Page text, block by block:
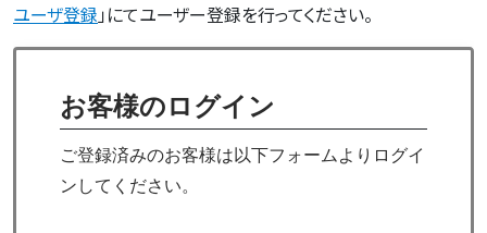
ユーザ登録」にてユーザー登録を行ってください。
お客様のログイン
ご登録済みのお客様は以下フォームよりログイ
ンしてください。